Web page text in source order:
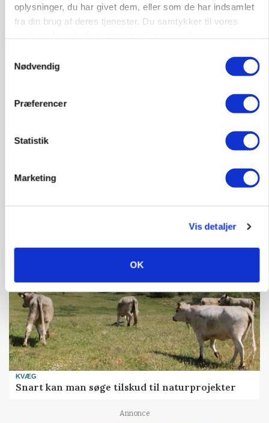
oplysninger, du har givet dem, eller som de har indsamlet
fra din brug af deres tjenester. Du samtykker til vores
Nødvendig
Præferencer
Statistik
Marketing
Vis detaljer
OK
protestgruppe vil demonstrere mod ny
KVÆG
Snart kan man søge tilskud til naturprojekter
Annonce